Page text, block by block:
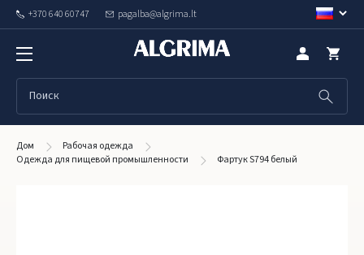
+370 640 60747 pagalba@algrima.lt
Дом
Рабочая одежда
Одежда для пищевой промышленности
Фартук S794 белый